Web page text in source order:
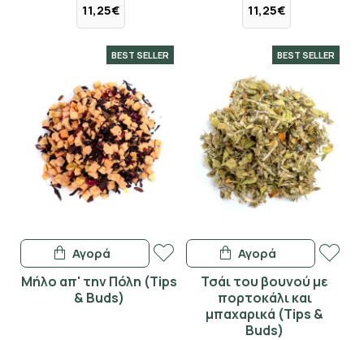
11,25€ 11,25€
BEST SELLER
Μήλο απ' την Πόλη (Tips
& Buds)
Αγορά
BEST SELLER
Τσάι του βουνού με
πορτοκάλι και
μπαχαρικά (Tips &
Buds)
Αγορά